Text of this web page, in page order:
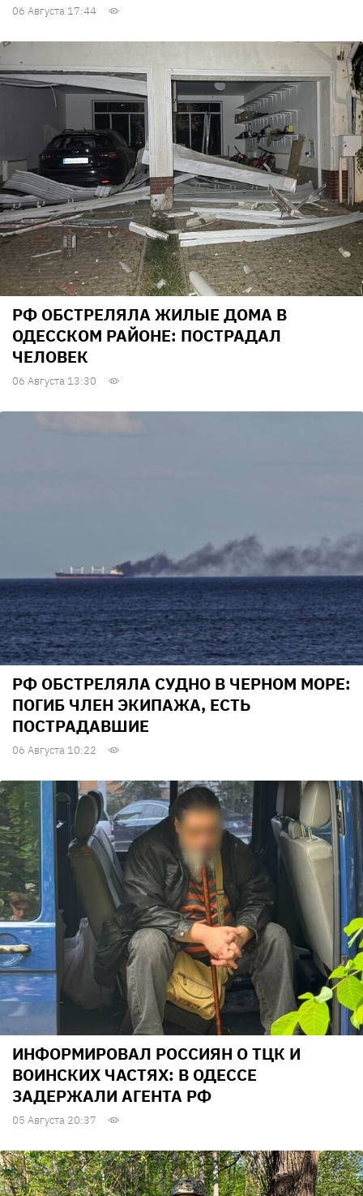
06 Августа 17:44
РФ ОБСТРЕЛЯЛА ЖИЛЫЕ ДОМА В
ОДЕССКОМ РАЙОНЕ: ПОСТРАДАЛ
ЧЕЛОВЕК
06 Августа 13:30
РФ ОБСТРЕЛЯЛА СУДНО В ЧЕРНОМ МОРЕ:
ПОГИБ ЧЛЕН ЭКИПАЖА, ЕСТЬ
ПОСТРАДАВШИЕ
06 Августа 10:22
ИНФОРМИРОВАЛ РОССИЯН О ТЦК И
ВОИНСКИХ ЧАСТЯХ: В ОДЕССЕ
ЗАДЕРЖАЛИ АГЕНТА РФ
05 Августа 20:37